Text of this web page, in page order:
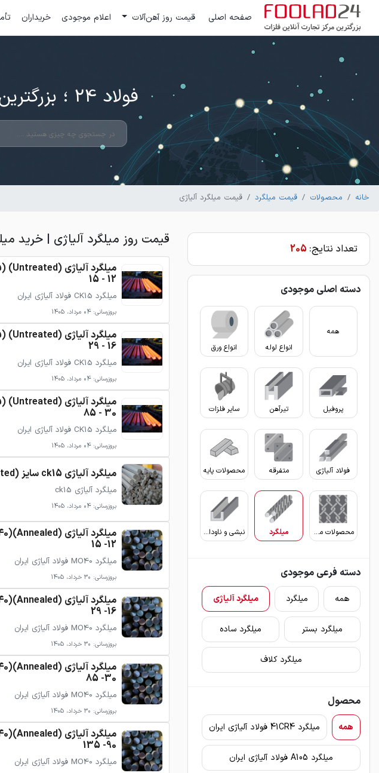
صفحه اصلی قیمت روز آهن‌آلات اعلام موجودی خریداران
فولاد 24 ؛ بزرگترین مرکز تجارت آنلاین فلزات
خانه محصولات قیمت میلگرد قیمت میلگرد آلیاژی
تعداد نتایج: 205
دسته اصلی موجودی
همه
انواع لوله
انواع ورق
پروفیل تیرآهن سایر فلزات
فولاد آلیاژی متفرقه محصولات پایه
محصولات مفتولی میلگرد نبشی و ناودانی
دسته فرعی موجودی
همه میلگرد میلگرد آلیاژی
میلگرد بستر میلگرد ساده
میلگرد کلاف
محصول
همه میلگرد 41CR4 فولاد آلیاژی ایران
میلگرد A105 فولاد آلیاژی ایران
قیمت روز میلگرد آلیاژی | خرید
12 - 15
میلگرد CK15 فولاد آلیاژی ایران
بروزرسانی: 04 مرداد، 1405
16 - 29
میلگرد CK15 فولاد آلیاژی ایران
بروزرسانی: 04 مرداد، 1405
30 - 85
میلگرد CK15 فولاد آلیاژی ایران
بروزرسانی: 04 مرداد، 1405
میلگرد آلیاژی ck15 سایز 1141D(Untreated)
میلگرد آلیاژی ck15
بروزرسانی: 04 مرداد، 1405
12- 15
میلگرد MO40 فولاد آلیاژی ایران
بروزرسانی: 30 خرداد، 1405
16- 29
میلگرد MO40 فولاد آلیاژی ایران
بروزرسانی: 30 خرداد، 1405
30- 85
میلگرد MO40 فولاد آلیاژی ایران
بروزرسانی: 30 خرداد، 1405
90- 135
میلگرد MO40 فولاد آلیاژی ایران